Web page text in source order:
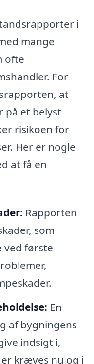
i
mange
ofte
For
at
på et belyst
risikoen for
Her er nogle
at få en
Rapporten
som
ved første
En
af bygningens
indsigt i,
kræves nu og i